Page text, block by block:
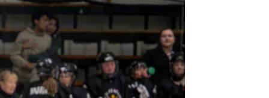
Збірної
Штаб
Матчів